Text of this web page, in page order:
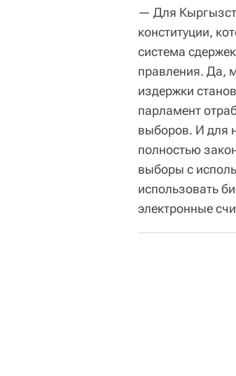
— Для
конституции,
система
правления. Да,
издержки
парламент
выборов. И для
полностью
выборы с
использовать
электронные